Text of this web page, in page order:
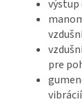
výstup
pre
vibrácií